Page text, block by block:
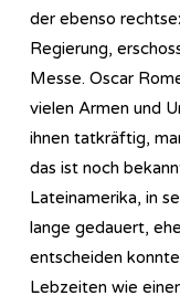
der ebenso
Regierung,
Messe. Oscar
vielen Armen und
ihnen tatkräftig,
das ist noch
Lateinamerika, in
lange gedauert,
entscheiden
Lebzeiten wie